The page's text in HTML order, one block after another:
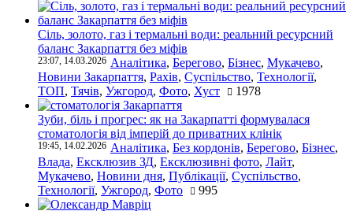
Сіль, золото, газ і термальні води: реальний ресурсний
баланс Закарпаття без міфів
23:07, 14.03.2026 Аналітика, Берегово, Бізнес, Мукачево,
Новини Закарпаття, Рахів, Суспільство, Технології,
ТОП, Тячів, Ужгород, Фото, Хуст 1978
Зуби, біль і прогрес: як на Закарпатті формувалася
стоматологія від імперій до приватних клінік
19:45, 14.02.2026 Аналітика, Без кордонів, Берегово, Бізнес,
Влада, Ексклюзив ЗД, Ексклюзивні фото, Лайт,
Мукачево, Новини дня, Публікації, Суспільство,
Технології, Ужгород, Фото 995